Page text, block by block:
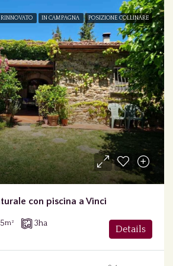
RINNOVATO IN CAMPAGNA POSIZIONE COLLINARE
con piscina a Vinci
m² 3ha
Details